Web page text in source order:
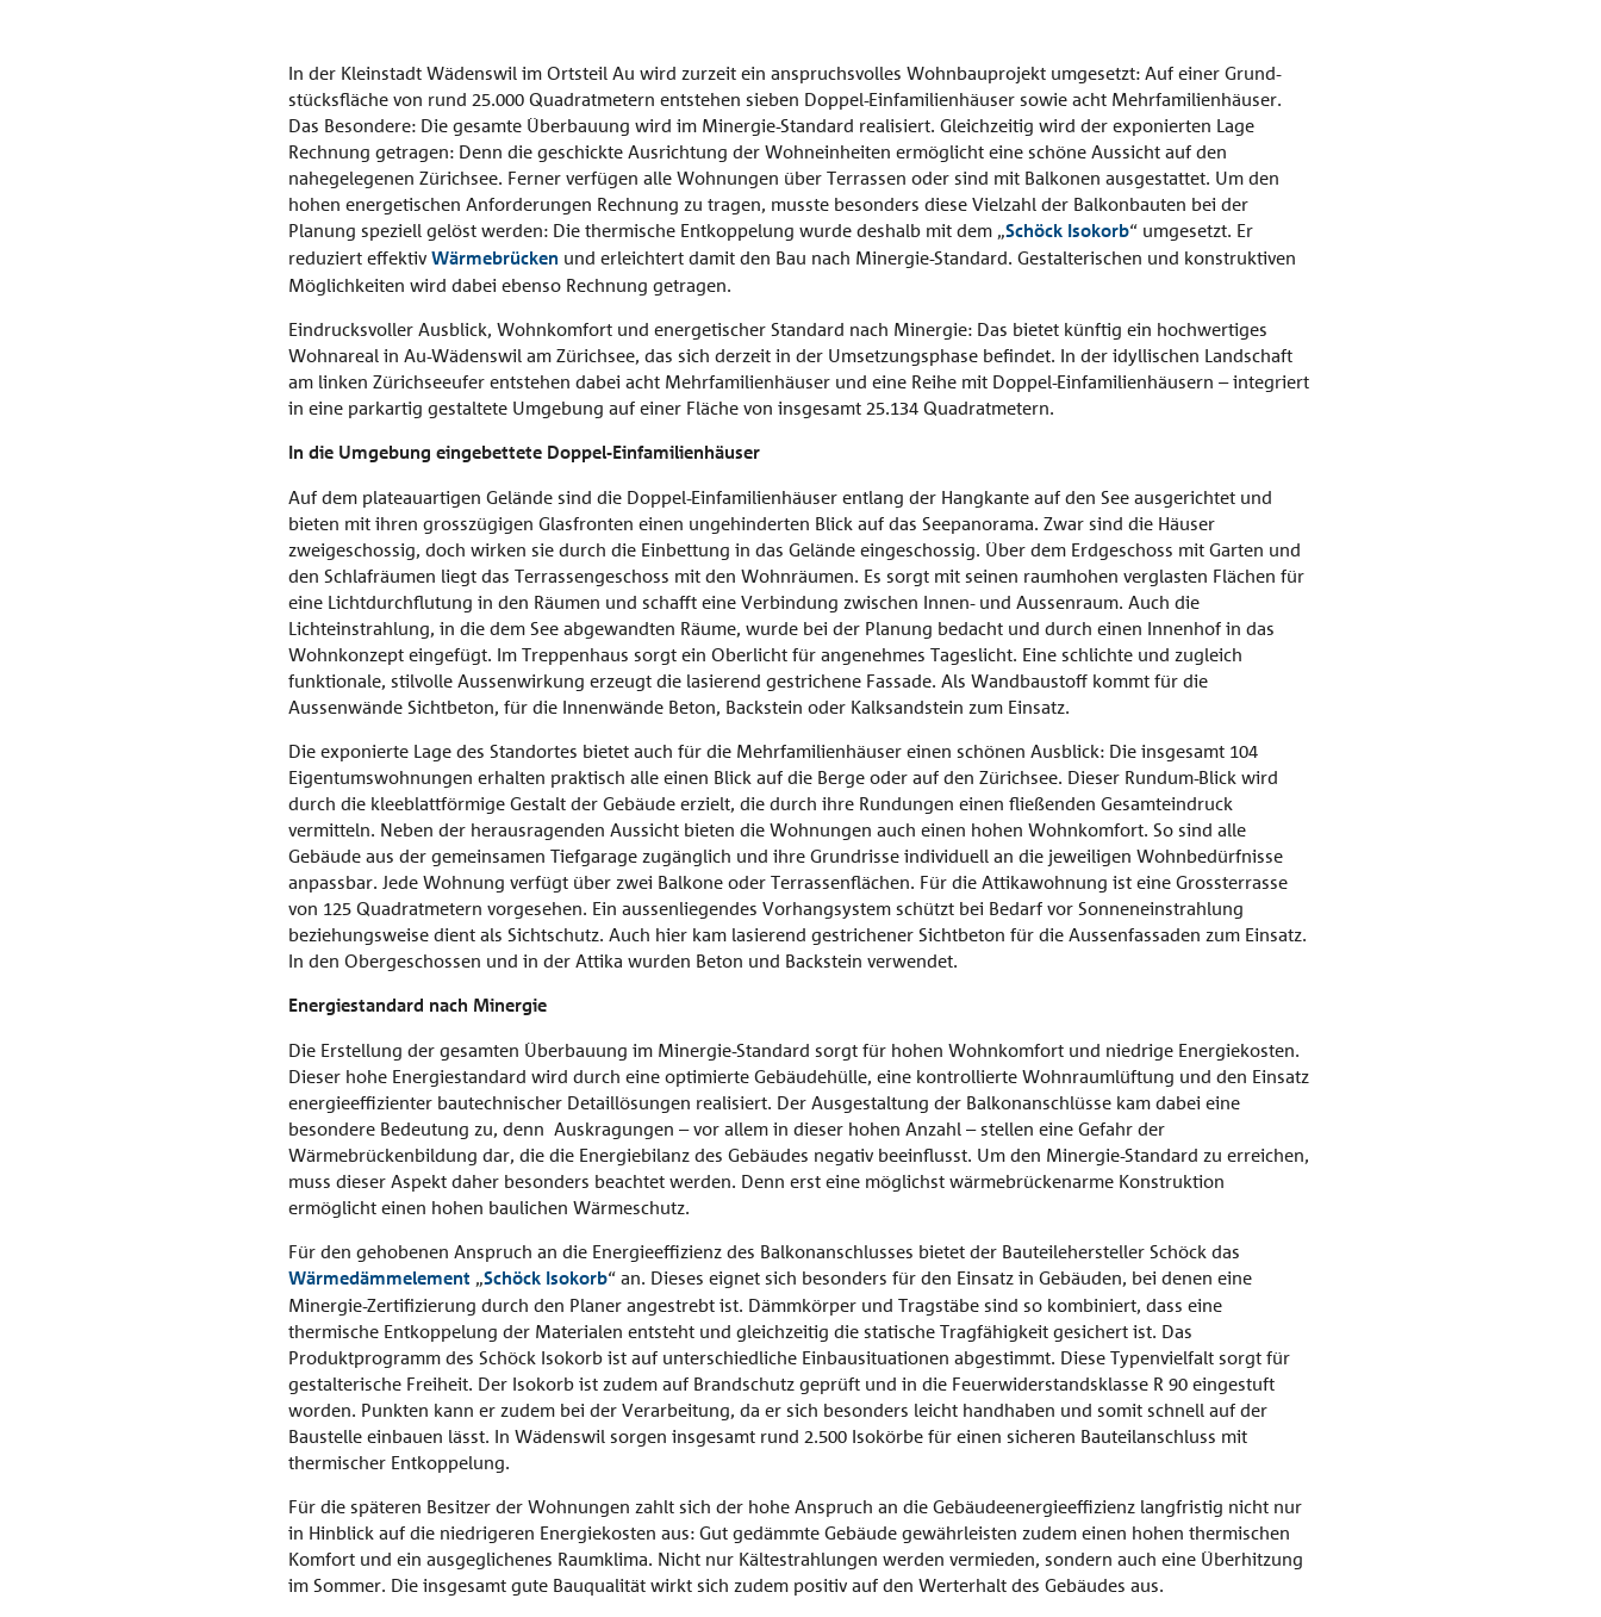
Montags – Donnerstags: 07.30-12.00 Uhr / 13.00-17.00 Uhr
Freitags: 07.30-12.00 Uhr / 13.00-16.00 Uhr
In der Kleinstadt Wädenswil im Ortsteil Au wird zurzeit ein anspruchsvolles Wohnbauprojekt umgesetzt: Auf einer Grund­
stücksfläche von rund 25.000 Quadratmetern entstehen sieben Doppel-Einfamilienhäuser sowie acht Mehrfamilienhäuser.
Das Besondere: Die gesamte Überbauung wird im Minergie-Standard realisiert. Gleichzeitig wird der exponierten Lage
Rechnung getragen: Denn die geschickte Ausrichtung der Wohneinheiten ermöglicht eine schöne Aussicht auf den
nahegelegenen Zürichsee. Ferner verfügen alle Wohnungen über Terrassen oder sind mit Balkonen ausgestattet. Um den
hohen energetischen Anforderungen Rechnung zu tragen, musste besonders diese Vielzahl der Balkonbauten bei der
Planung speziell gelöst werden: Die thermische Entkoppelung wurde deshalb mit dem „Schöck Isokorb“ umgesetzt. Er
reduziert effektiv Wärme­brücken und erleichtert damit den Bau nach Minergie-Standard. Gestalterischen und konstruktiven
Möglichkeiten wird dabei ebenso Rechnung getragen.
Eindrucksvoller Ausblick, Wohnkomfort und energetischer Standard nach Minergie: Das bietet künftig ein hochwertiges
Wohnareal in Au-Wädenswil am Zürichsee, das sich derzeit in der Umsetzungsphase befindet. In der idyllischen Landschaft
am linken Zürichseeufer entstehen dabei acht Mehrfamilienhäuser und eine Reihe mit Doppel-Einfamilienhäusern – integriert
in eine parkartig gestaltete Umgebung auf einer Fläche von insgesamt 25.134 Quadratmetern.
In die Umgebung eingebettete Doppel-Einfamilienhäuser
Auf dem plateauartigen Gelände sind die Doppel-Einfamilienhäuser entlang der Hangkante auf den See ausgerichtet und
bieten mit ihren grosszügigen Glasfronten einen ungehinderten Blick auf das Seepanorama. Zwar sind die Häuser
zweigeschossig, doch wirken sie durch die Einbettung in das Gelände eingeschossig. Über dem Erdgeschoss mit Garten und
den Schlafräumen liegt das Terrassengeschoss mit den Wohnräumen. Es sorgt mit seinen raumhohen verglasten Flächen für
eine Lichtdurchflutung in den Räumen und schafft eine Verbindung zwischen Innen- und Aussen­raum. Auch die
Lichteinstrahlung, in die dem See abgewandten Räume, wurde bei der Planung bedacht und durch einen Innenhof in das
Wohnkonzept eingefügt. Im Treppenhaus sorgt ein Oberlicht für angenehmes Tageslicht. Eine schlichte und zugleich
funktionale, stilvolle Aussenwirkung erzeugt die lasierend gestrichene Fassade. Als Wandbaustoff kommt für die
Aussenwände Sichtbeton, für die Innenwände Beton, Backstein oder Kalksandstein zum Einsatz.
Die exponierte Lage des Standortes bietet auch für die Mehrfamilienhäuser einen schönen Ausblick: Die insgesamt 104
Eigentumswohnungen erhalten praktisch alle einen Blick auf die Berge oder auf den Zürichsee. Dieser Rundum-Blick wird
durch die kleeblattförmige Gestalt der Gebäude erzielt, die durch ihre Rundungen einen fließenden Gesamteindruck
vermitteln. Neben der herausragenden Aussicht bieten die Wohnungen auch einen hohen Wohnkomfort. So sind alle
Gebäude aus der gemeinsamen Tiefgarage zugänglich und ihre Grundrisse individuell an die jeweiligen Wohnbedürfnisse
anpassbar. Jede Wohnung verfügt über zwei Balkone oder Terrassenflächen. Für die Attikawohnung ist eine Grossterrasse
von 125 Quadratmetern vorgesehen. Ein aussen­liegendes Vorhangsystem schützt bei Bedarf vor Sonneneinstrahlung
beziehungsweise dient als Sichtschutz. Auch hier kam lasierend gestrichener Sichtbeton für die Aussenfassaden zum Einsatz.
In den Obergeschossen und in der Attika wurden Beton und Backstein verwendet.
Energiestandard nach Minergie
Die Erstellung der gesamten Überbauung im Minergie-Standard sorgt für hohen Wohnkomfort und niedrige Energiekosten.
Dieser hohe Energiestandard wird durch eine optimierte Gebäudehülle, eine kontrollierte Wohnraumlüftung und den Einsatz
energieeffizienter bautechnischer Detaillösungen realisiert. Der Ausgestaltung der Balkonanschlüsse kam dabei eine
besondere Bedeutung zu, denn Auskragungen – vor allem in dieser hohen Anzahl – stellen eine Gefahr der
Wärmebrückenbildung dar, die die Energiebilanz des Gebäudes negativ beeinflusst. Um den Minergie-Standard zu erreichen,
muss dieser Aspekt daher besonders beachtet werden. Denn erst eine möglichst wärmebrückenarme Konstruktion
ermöglicht einen hohen baulichen Wärmeschutz.
Für den gehobenen Anspruch an die Energieeffizienz des Balkonanschlusses bietet der Bauteilehersteller Schöck das
Wärmedämmelement „Schöck Isokorb“ an. Dieses eignet sich besonders für den Einsatz in Gebäuden, bei denen eine
Minergie-Zertifizierung durch den Planer angestrebt ist. Dämmkörper und Tragstäbe sind so kombiniert, dass eine
thermische Entkoppelung der Materialen entsteht und gleichzeitig die statische Tragfähigkeit gesichert ist. Das
Produktprogramm des Schöck Isokorb ist auf unterschiedliche Einbausituationen abgestimmt. Diese Typenvielfalt sorgt für
gestalterische Freiheit. Der Isokorb ist zudem auf Brandschutz geprüft und in die Feuerwiderstandsklasse R 90 eingestuft
worden. Punkten kann er zudem bei der Verarbeitung, da er sich besonders leicht handhaben und somit schnell auf der
Baustelle einbauen lässt. In Wädenswil sorgen insgesamt rund 2.500 Isokörbe für einen sicheren Bauteilanschluss mit
thermischer Entkoppelung.
Für die späteren Besitzer der Wohnungen zahlt sich der hohe Anspruch an die Gebäudeenergieeffizienz langfristig nicht nur
in Hinblick auf die niedrigeren Energiekosten aus: Gut gedämmte Gebäude gewährleisten zudem einen hohen thermischen
Komfort und ein ausgeglichenes Raumklima. Nicht nur Kältestrahlungen werden vermieden, sondern auch eine Überhitzung
im Sommer. Die insgesamt gute Bauqualität wirkt sich zudem positiv auf den Werterhalt des Gebäudes aus.